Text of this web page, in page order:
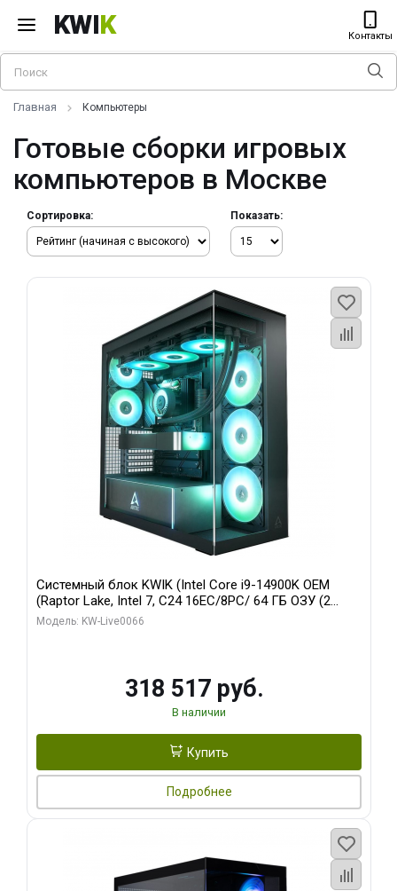
KWIK Контакты
Главная Компьютеры
Готовые сборки игровых
компьютеров в Москве
Сортировка: Показать:
Системный блок KWIK (Intel Core i9-14900K OEM
(Raptor Lake, Intel 7, C24 16EC/8PC/ 64 ГБ ОЗУ (2
модуля)/ Gigabyte RTX5080 XTREME WATERFORCE
Модель: KW-Live0066
318 517 руб.
В наличии
Купить
Подробнее